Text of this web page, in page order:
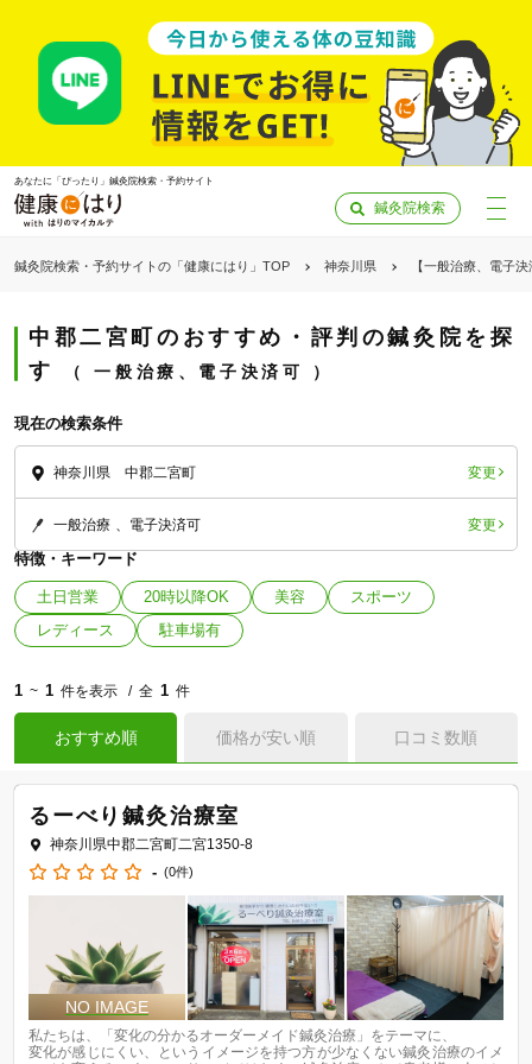
あなたに「ぴったり」鍼灸院検索・予約サイト
鍼灸院検索
鍼灸院検索・予約サイトの「健康にはり」TOP 神奈川県 【一般治療、電子
中郡二宮町のおすすめ・評判の鍼灸院を探
す
一般治療、電子決済可
現在の検索条件
神奈川県 中郡二宮町 変更
一般治療 電子決済可 変更
特徴・キーワード
土日営業 20時以降OK 美容
スポーツ
レディース
駐車場有
1 ~ 1 件を表示 全 1 件
おすすめ順 価格が安い順 口コミ数順
るーべり鍼灸治療室
神奈川県中郡二宮町二宮1350-8
- (0件)
私たちは、「変化の分かるオーダーメイド鍼灸治療」をテーマに、
変化が感じにくい、というイメージを持つ方が少なくない鍼灸治療のイメ
「健康にはりを見た」